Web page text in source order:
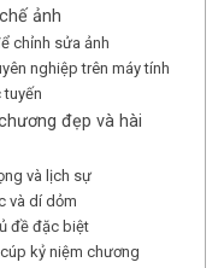
ảnh
chỉnh sửa ảnh
nghiệp trên máy tính
tuyến
đẹp và hài
và lịch sự
và dí dỏm
đề đặc biệt
kỷ niệm chương